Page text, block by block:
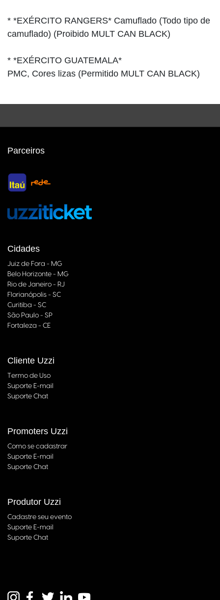
* *EXÉRCITO RANGERS* Camuflado (Todo tipo de
camuflado) (Proibido MULT CAN BLACK)
* *EXÉRCITO GUATEMALA*
PMC, Cores lizas (Permitido MULT CAN BLACK)
Parceiros
Cidades
Juiz de Fora - MG
Belo Horizonte - MG
Rio de Janeiro - RJ
Florianópolis - SC
Curitiba - SC
São Paulo - SP
Fortaleza - CE
Cliente Uzzi
Termo de Uso
Suporte E-mail
Suporte Chat
Promoters Uzzi
Como se cadastrar
Suporte E-mail
Suporte Chat
Produtor Uzzi
Cadastre seu evento
Suporte E-mail
Suporte Chat